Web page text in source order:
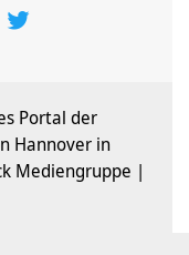
Portal der
Hannover in
Mediengruppe |